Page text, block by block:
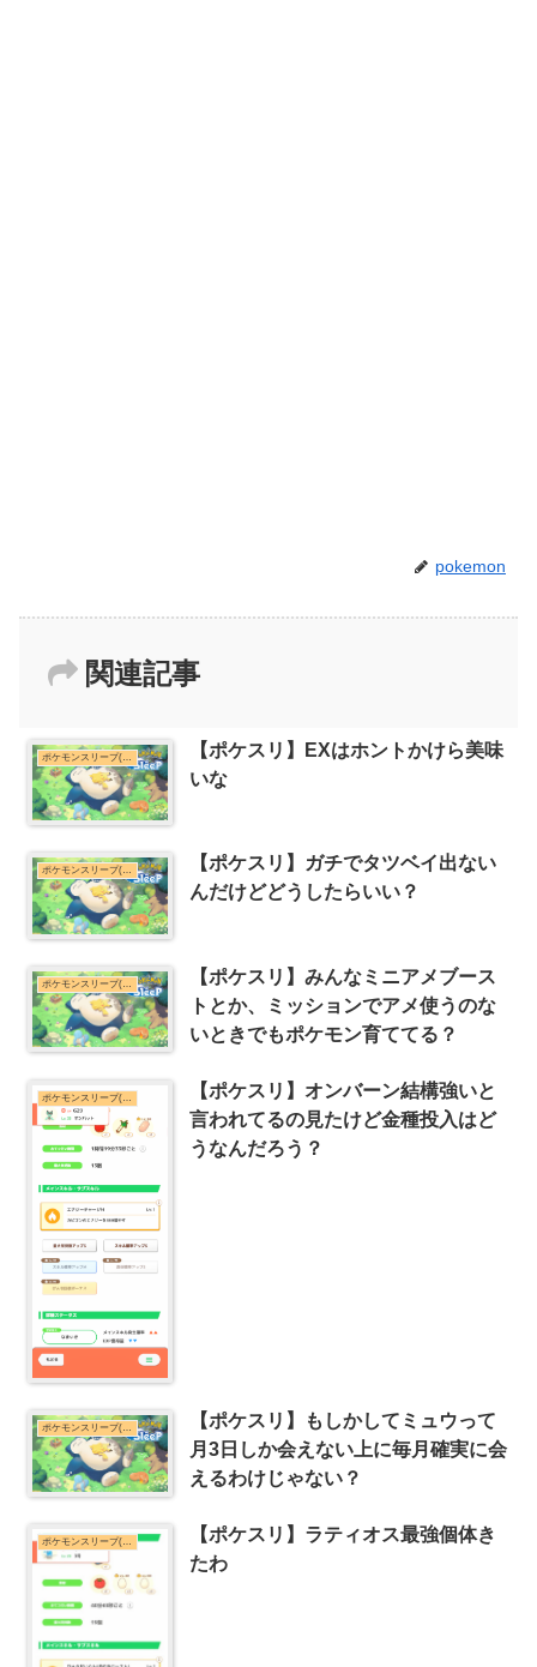
pokemon
関連記事
【ポケスリ】EXはホントかけら美味
いな
ポケモンスリープ(ポケスリ)まとめ
【ポケスリ】ガチでタツベイ出ない
んだけどどうしたらいい？
ポケモンスリープ(ポケスリ)まとめ
【ポケスリ】みんなミニアメブース
トとか、ミッションでアメ使うのな
いときでもポケモン育ててる？
ポケモンスリープ(ポケスリ)まとめ
【ポケスリ】オンバーン結構強いと
言われてるの見たけど金種投入はど
うなんだろう？
ポケモンスリープ(ポケスリ)まとめ
【ポケスリ】もしかしてミュウって
月3日しか会えない上に毎月確実に会
えるわけじゃない？
ポケモンスリープ(ポケスリ)まとめ
【ポケスリ】ラティオス最強個体き
たわ